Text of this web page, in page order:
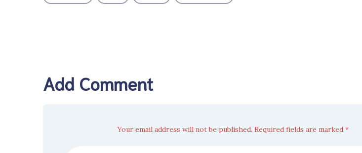
Add Comment
Your email address will not be published. Required fields are marked *